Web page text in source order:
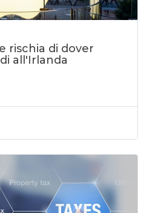
rischia di dover
all'Irlanda